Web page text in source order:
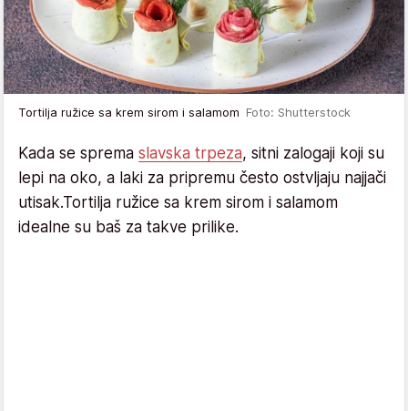
Tortilja ružice sa krem sirom i salamom Foto: Shutterstock
Kada se sprema slavska trpeza, sitni zalogaji koji su
lepi na oko, a laki za pripremu često ostvljaju najjači
utisak.Tortilja ružice sa krem sirom i salamom
idealne su baš za takve prilike.